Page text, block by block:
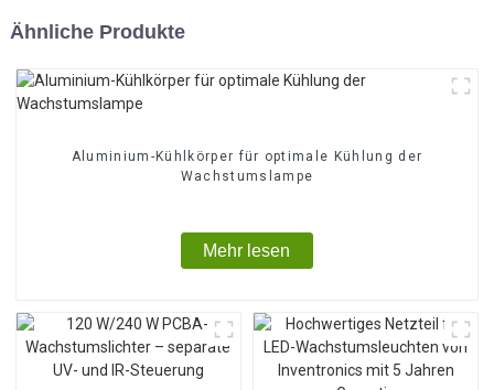
Ähnliche Produkte
Aluminium-Kühlkörper für optimale Kühlung der
Wachstumslampe
Mehr lesen